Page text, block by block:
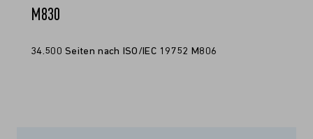
M830
34.500 Seiten nach ISO/IEC 19752 M806